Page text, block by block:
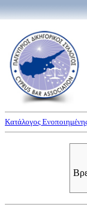
Κατάλογος